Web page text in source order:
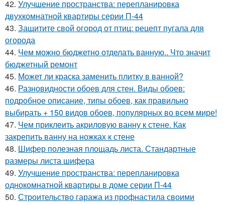
42. Улучшение пространства: перепланировка
двухкомнатной квартиры серии П-44
43. Защитите свой огород от птиц: рецепт пугала для
огорода
44. Чем можно бюджетно отделать ванную.. Что значит
бюджетный ремонт
45. Может ли краска заменить плитку в ванной?
46. Разновидности обоев для стен. Виды обоев:
подробное описание, типы обоев, как правильно
выбирать + 150 видов обоев, популярных во всем мире!
47. Чем приклеить акриловую ванну к стене. Как
закрепить ванну на ножках к стене
48. Шифер полезная площадь листа. Стандартные
размеры листа шифера
49. Улучшение пространства: перепланировка
однокомнатной квартиры в доме серии П-44
50. Строительство гаража из профнастила своими